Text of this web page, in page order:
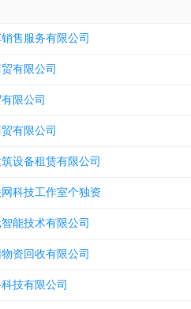
售服务有限公司
有限公司
限公司
有限公司
设备租赁有限公司
科技工作室个独资
能技术有限公司
资回收有限公司
技有限公司